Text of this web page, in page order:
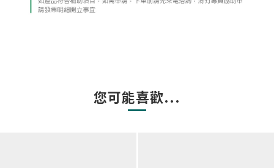
您可能喜歡...